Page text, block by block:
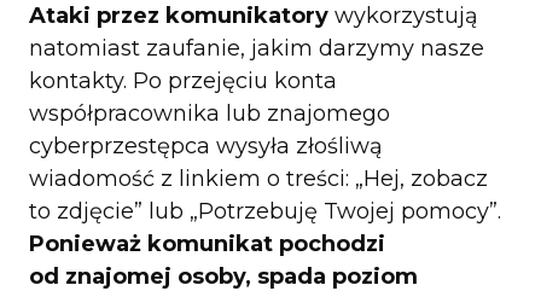
Ataki przez komunikatory wykorzystują
natomiast zaufanie, jakim darzymy nasze
kontakty. Po przejęciu konta
współpracownika lub znajomego
cyberprzestępca wysyła złośliwą
wiadomość z linkiem o treści: „Hej, zobacz
to zdjęcie” lub „Potrzebuję Twojej pomocy”.
Ponieważ komunikat pochodzi
od znajomej osoby, spada poziom